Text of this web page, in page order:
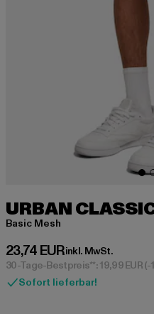
URBAN
Basic Mesh
23,74 EUR
Derzeitiger Preis: 23,74
inkl. MwSt.
30-Tage-Bestpreis**: 19,99 EUR(-
Sofort lieferbar!